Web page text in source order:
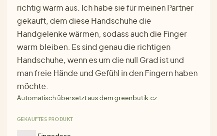
richtig warm aus. Ich habe sie für meinen Partner
gekauft, dem diese Handschuhe die
Handgelenke wärmen, sodass auch die Finger
warm bleiben. Es sind genau die richtigen
Handschuhe, wenn es um die null Grad ist und
man freie Hände und Gefühl in den Fingern haben
möchte.
Automatisch übersetzt aus dem greenbutik.cz
GEKAUFTES PRODUKT